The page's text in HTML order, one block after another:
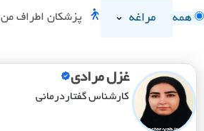
همه مراغه پزشکان اطراف من
غزل مرادی
کارشناس گفتاردرمانی